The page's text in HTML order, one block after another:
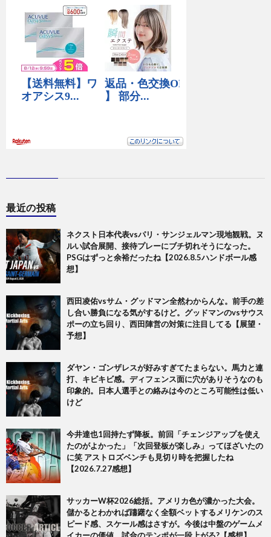
最近の投稿
ネクスト日本代表vsパリ・サンジェルマン現地観戦。ヌ
ルい試合展開、接待プレーにブチ切れそうになった。
PSGはずっと余裕だったね【2026.8.5ハンドボール感
想】
西田凌佑vsサム・グッドマン全然わからんな。前手の差
し合い勝負になる気がするけど。グッドマンのvsサウス
ポーの立ち回り、西田陣営の対策に注目してる【展望・
予想】
ダヤン・ゴンザレスが好みすぎてたまらない。馬力と連
打、キビキビ感。ディフェンス面に穴がありそうなのも
印象的。日本人選手との絡みは今のところ可能性は低い
けど
今井達也1回持たず降板。前回「チェンジアップを使え
たのがよかった」「次回登板が楽しみ」ってほざいたの
に笑 アストロズベンチも見切り時を把握したね
【2026.7.27感想】
サッカーW杯2026総括。アメリカ色が濃かった大会。
儲かるとわかれば躊躇なく全額ベットするメリケンのス
ピード感、スケール感はさすが。今後は中盤のゲームメ
イカーの価値、試合のテンポが一段上がる?【感想】